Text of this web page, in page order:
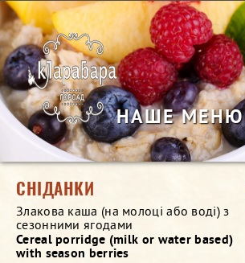
ГОЛОВНА
МЕНЮ
НАШЕ МЕНЮ
СНIДАНКИ
Злакова каша (на молоці або воді) з
сезонними ягодами
Cereal porridge (milk or water based)
with season berries